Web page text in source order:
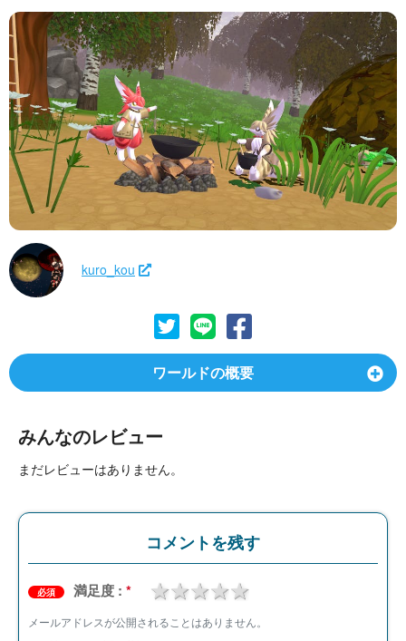
kuro_kou
ワールドの概要
みんなのレビュー
まだレビューはありません。
コメントを残す
必須 満足度 : * 4 stars
3 stars
2 stars
1 star
メールアドレスが公開されることはありません。